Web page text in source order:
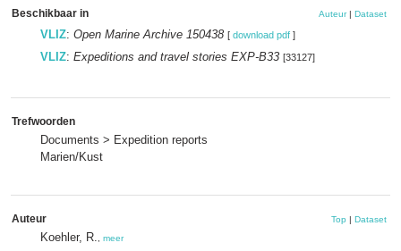
Beschikbaar in Auteur| Dataset
VLIZ: Open Marine Archive 150438 [ download pdf ]
VLIZ: Expeditions and travel stories EXP-B33 [33127]
Trefwoorden
Documents > Expedition reports
Marien/Kust
Auteur Top | Dataset
Koehler, R. meer